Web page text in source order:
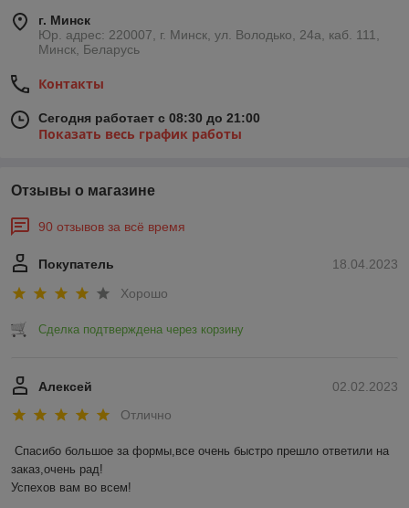
г. Минск
Юр. адрес: 220007, г. Минск, ул. Володько, 24а, каб. 111,
Минск, Беларусь
Контакты
Сегодня работает с 08:30 до 21:00
Показать весь график работы
Отзывы о магазине
90 отзывов за всё время
18.04.2023
Покупатель
Хорошо
Сделка подтверждена через корзину
02.02.2023
Алексей
Отлично
Спасибо большое за формы,все очень быстро прешло ответили на
заказ,очень рад!
Успехов вам во всем!